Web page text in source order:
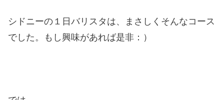
シドニーの１日バリスタは、まさしくそんなコース
でした。もし興味があれば是非：）